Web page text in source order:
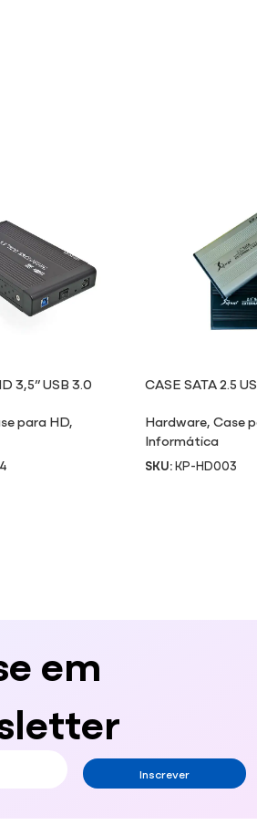
3,5” USB 3.0
para HD,
CASE SATA 2.5
Hardware,Case
Informática
SKU:KP-HD003
em
Inscrever